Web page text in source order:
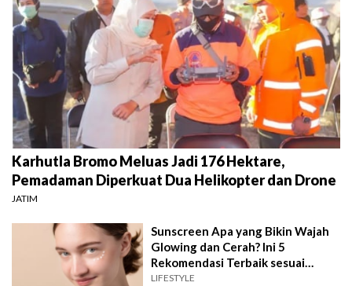
Karhutla Bromo Meluas Jadi 176 Hektare,
Pemadaman Diperkuat Dua Helikopter dan Drone
JATIM
Sunscreen Apa yang Bikin Wajah
Glowing dan Cerah? Ini 5
Rekomendasi Terbaik sesuai
Review
LIFESTYLE